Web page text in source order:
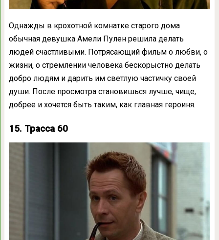
Однажды в крохотной комнатке старого дома
обычная девушка Амели Пулен решила делать
людей счастливыми. Потрясающий фильм о любви, о
жизни, о стремлении человека бескорыстно делать
добро людям и дарить им светлую частичку своей
души. После просмотра становишься лучше, чище,
добрее и хочется быть таким, как главная героиня.
15. Трасса 60